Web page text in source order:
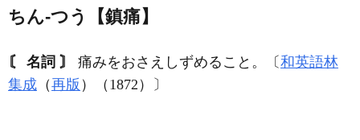
ちん‐つう【鎮痛】
〘 名詞 〙 痛みをおさえしずめること。〔和英語林
集成 （再版 ）（1872）〕